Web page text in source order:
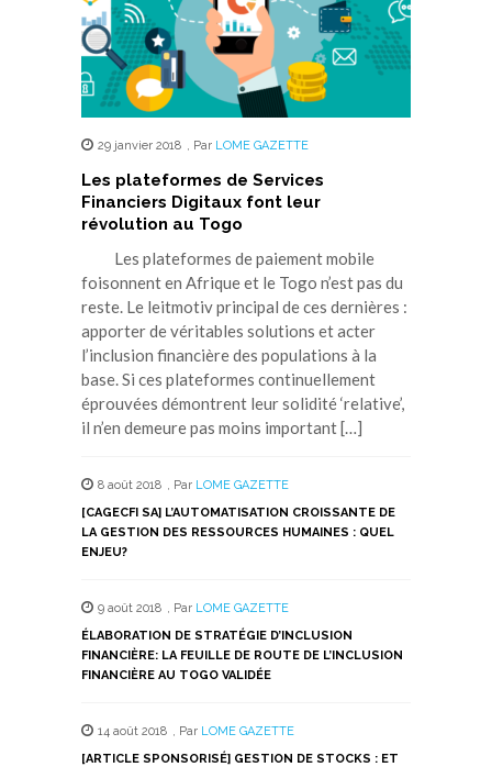
29 janvier 2018 , Par LOME GAZETTE
Les plateformes de Services
Financiers Digitaux font leur
révolution au Togo
Les plateformes de paiement mobile
foisonnent en Afrique et le Togo n’est pas du
reste. Le leitmotiv principal de ces dernières :
apporter de véritables solutions et acter
l’inclusion financière des populations à la
base. Si ces plateformes continuellement
éprouvées démontrent leur solidité ‘relative’,
il n’en demeure pas moins important […]
8 août 2018 , Par LOME GAZETTE
[CAGECFI SA] L’AUTOMATISATION CROISSANTE DE
LA GESTION DES RESSOURCES HUMAINES : QUEL
ENJEU?
9 août 2018 , Par LOME GAZETTE
ÉLABORATION DE STRATÉGIE D’INCLUSION
FINANCIÈRE: LA FEUILLE DE ROUTE DE L’INCLUSION
FINANCIÈRE AU TOGO VALIDÉE
14 août 2018 , Par LOME GAZETTE
[ARTICLE SPONSORISÉ] GESTION DE STOCKS : ET